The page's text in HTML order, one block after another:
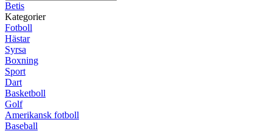
Betis
Kategorier
Fotboll
Hästar
Syrsa
Boxning
Sport
Dart
Basketboll
Golf
Amerikansk fotboll
Baseball